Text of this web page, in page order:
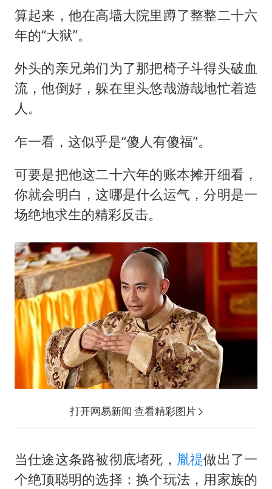
算起来，他在高墙大院里蹲了整整二十六
年的“大狱”。
外头的亲兄弟们为了那把椅子斗得头破血
流，他倒好，躲在里头悠哉游哉地忙着造
人。
乍一看，这似乎是“傻人有傻福”。
可要是把他这二十六年的账本摊开细看，
你就会明白，这哪是什么运气，分明是一
场绝地求生的精彩反击。
打开网易新闻 查看精彩图片
当仕途这条路被彻底堵死， 胤禔做出了一
个绝顶聪明的选择：换个玩法，用家族的